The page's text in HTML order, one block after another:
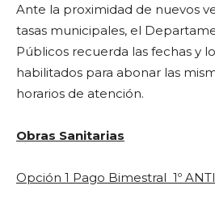
Ante la proximidad de nuevos
tasas municipales, el
Públicos recuerda las fechas y
habilitados para abonar las
horarios de atención.
Obras Sanitarias
Opción 1 Pago Bimestral 1º